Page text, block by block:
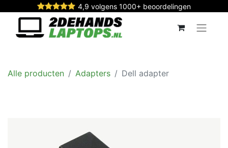
4,9 volgens 1000+ beoordelingen
Alle producten Adapters Dell adapter